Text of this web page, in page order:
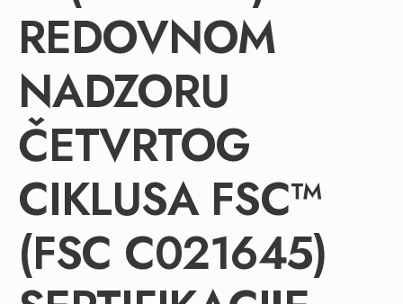
REDOVNOM
NADZORU
ČETVRTOG
CIKLUSA FSC™
(FSC C021645)